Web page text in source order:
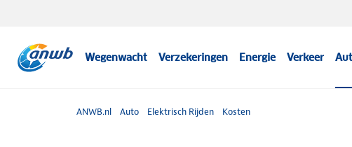
Wegenwacht Verzekeringen Energie Verkeer
ANWB.nl Auto Elektrisch Rijden Kosten